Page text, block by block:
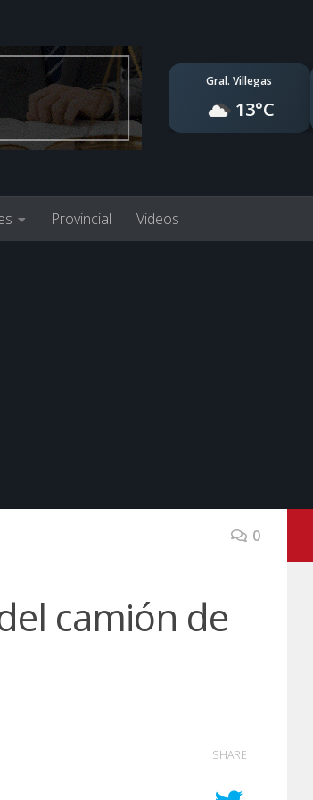
Gral. Villegas
13°C
Provincial Videos
0
camión de
SHARE